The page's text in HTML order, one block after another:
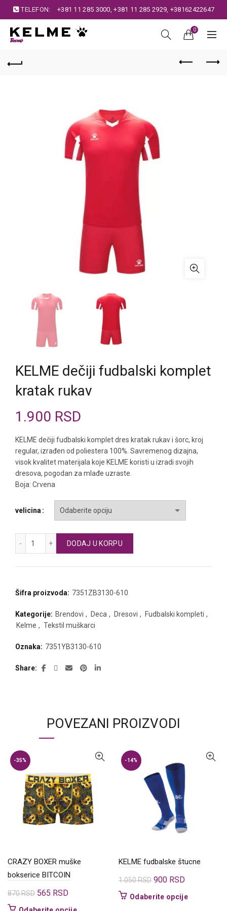
TELEFON: +381 11 285 3000,+381 11 285 2929, +38162422647
0
KELME dečiji fudbalski komplet
kratak rukav
1.900 RSD
KELME dečiji fudbalski komplet dres kratak rukav i šorc, kroj
regular, izrađen od poliestera 100%. Savremenog dizajna,
visok kvalitet materijala koje KELME koristi u izradi svojih
dresova, pogodan za mlađe uzraste.
Boja: Crvena
velicina
KELME dečiji fudbalski komplet kratak rukav količina
DODAJ U KORPU
Šifra proizvoda: 7351ZB3130-610
Kategorije: Brendovi , Deca , Dresovi , Fudbalski kompleti ,
Kelme , Tekstil muškarci
Oznaka: 7351YB3130-610
Share
POVEZANI PROIZVODI
-35%
CRAZY BOXER muške
bokserice BITCOIN
870RSD Originalna
cena
565 RSDTrenutna
cena
-14%
KELME fudbalske štucne
1.050RSD Originalna
cena
900 RSDTrenutna
Odaberite opcijeOvaj